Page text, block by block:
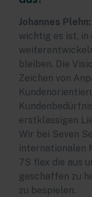
Johannes Plehn:
wichtig es ist, in
bleiben. Die
Zeichen von
erstklassigen
Wir bei Seven
internationalen
7S flex die aus
geschaffen zu
zu bespielen.